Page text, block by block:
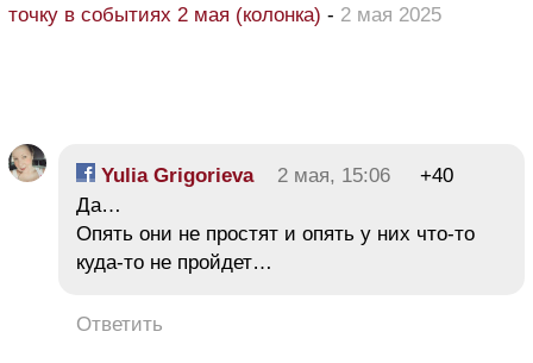
точку в событиях 2 мая (колонка) - 2 мая 2025
Yulia Grigorieva 2 мая, 15:06
+40
Да…
Опять они не простят и опять у них что-то
куда-то не пройдет…
Ответить